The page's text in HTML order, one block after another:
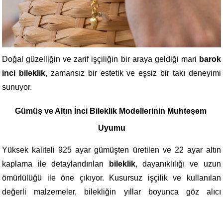
Doğal güzelliğin ve zarif işçiliğin bir araya geldiği mari barok
inci bileklik, zamansız bir estetik ve eşsiz bir takı deneyimi
sunuyor.
Gümüş ve Altın İnci Bileklik Modellerinin Muhteşem
Uyumu
Yüksek kaliteli 925 ayar gümüşten üretilen ve 22 ayar altın
kaplama ile detaylandırılan
bileklik, dayanıklılığı ve uzun
ömürlülüğü ile öne çıkıyor. Kusursuz işçilik ve kullanılan
değerli malzemeler, bilekliğin yıllar boyunca göz alıcı